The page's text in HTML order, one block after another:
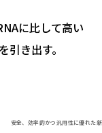
に比して高い
き出す。
安全、効率的かつ汎用性に優れた